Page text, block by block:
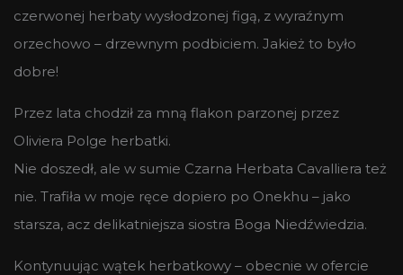
czerwonej herbaty wysłodzonej figą, z wyraźnym
orzechowo – drzewnym podbiciem. Jakież to było
dobre!
Przez lata chodził za mną flakon parzonej przez
Oliviera Polge herbatki.
Nie doszedł, ale w sumie Czarna Herbata Cavalliera też
nie. Trafiła w moje ręce dopiero po Onekhu – jako
starsza, acz delikatniejsza siostra Boga Niedźwiedzia.
Kontynuując wątek herbatkowy – obecnie w ofercie